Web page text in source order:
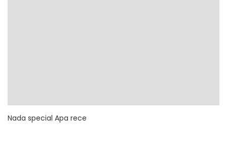
Nada special Apa rece